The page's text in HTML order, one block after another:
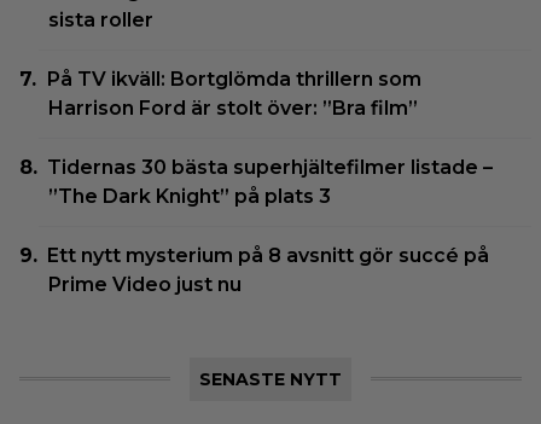
sista roller
På TV ikväll: Bortglömda thrillern som
Harrison Ford är stolt över: ”Bra film”
Tidernas 30 bästa superhjältefilmer listade –
”The Dark Knight” på plats 3
Ett nytt mysterium på 8 avsnitt gör succé på
Prime Video just nu
SENASTE NYTT